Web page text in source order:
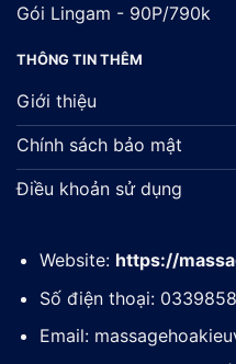
Gói Lingam - 90P/790k
THÔNG TIN THÊM
Giới thiệu
Chính sách bảo mật
Điều khoản sử dụng
Website: https://
Số điện thoại:
Email: